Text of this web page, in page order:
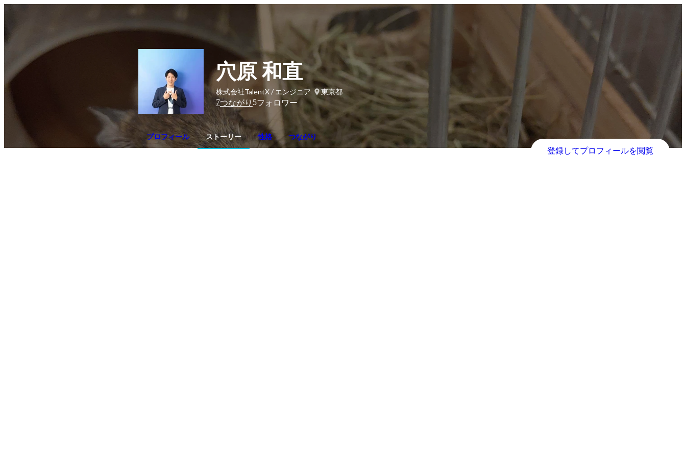
穴原 和直
株式会社TalentX / エンジニア
東京都
7つながり 5フォロワー
プロフィール ストーリー 性格 つながり
登録してプロフィールを閲覧